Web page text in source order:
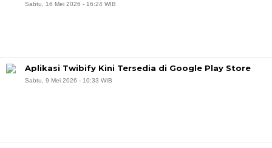
Sabtu, 16 Mei 2026 - 16:24 WIB
Aplikasi Twibify Kini Tersedia di Google Play Store
Sabtu, 9 Mei 2026 - 10:33 WIB